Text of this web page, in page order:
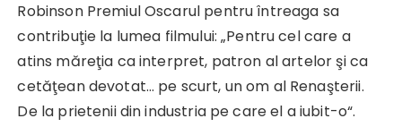
Robinson Premiul Oscarul pentru întreaga sa
contribuţie la lumea filmului: „Pentru cel care a
atins măreţia ca interpret, patron al artelor şi ca
cetăţean devotat… pe scurt, un om al Renaşterii.
De la prietenii din industria pe care el a iubit-o“.